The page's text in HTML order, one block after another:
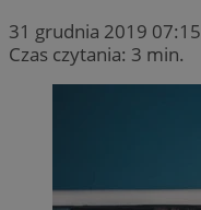
31 grudnia 2019 07:15
Czas czytania: 3 min.